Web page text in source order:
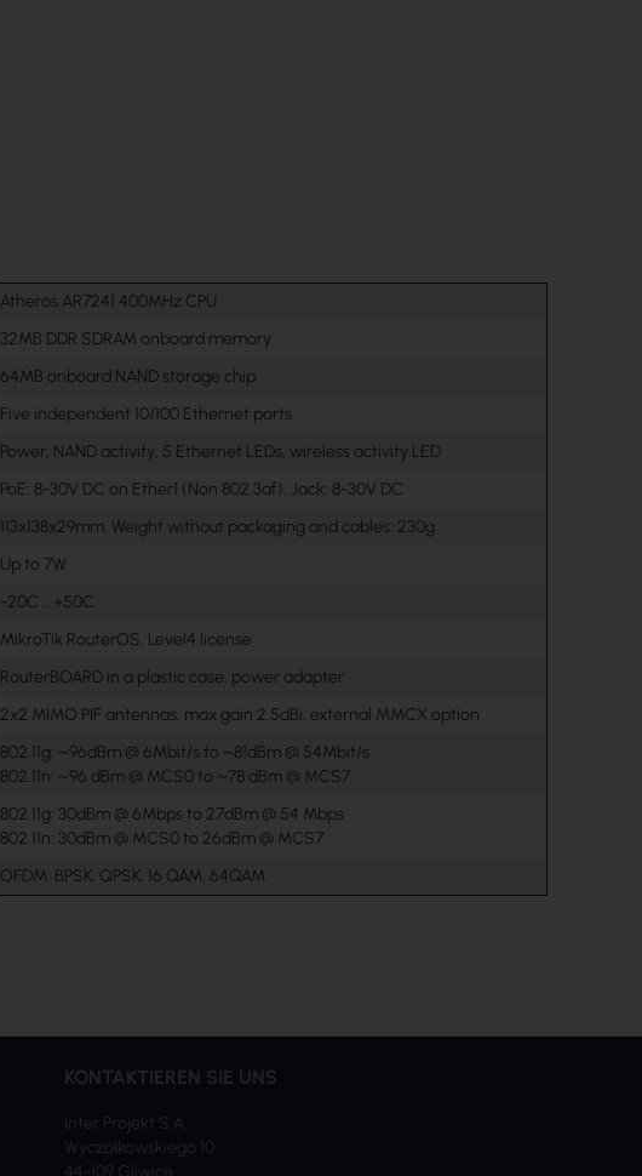
Atheros AR7241 400MHz CPU
32MB DDR SDRAM onboard memory
64MB onboard NAND storage chip
Five independent 10/100 Ethernet ports
Power, NAND activity, 5 Ethernet LEDs, wireless activity LED
PoE: 8-30V DC on Ether1 (Non 802.3af). Jack: 8-30V DC
113x138x29mm. Weight without packaging and cables: 230g
Up to 7W
-20C .. +50C
MikroTik RouterOS, Level4 license
RouterBOARD in a plastic case, power adapter
2x2 MIMO PIF antennas, max gain 2.5dBi; external MMCX option
802.11g: ~96dBm @ 6Mbit/s to ~81dBm @ 54Mbit/s
802.11n: ~96 dBm @ MCS0 to ~78 dBm @ MCS7
802.11g: 30dBm @ 6Mbps to 27dBm @ 54 Mbps
802.11n: 30dBm @ MCS0 to 26dBm @ MCS7
OFDM: BPSK, QPSK, 16 QAM, 64QAM
KONTAKTIEREN SIE UNS
Inter Projekt S.A.
Wyczółkowskiego 10
44-109 Gliwice